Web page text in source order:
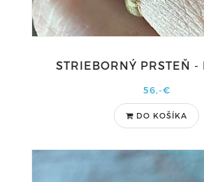
STRIEBORNÝ PRSTEŇ -
56,-€
DO KOŠÍKA